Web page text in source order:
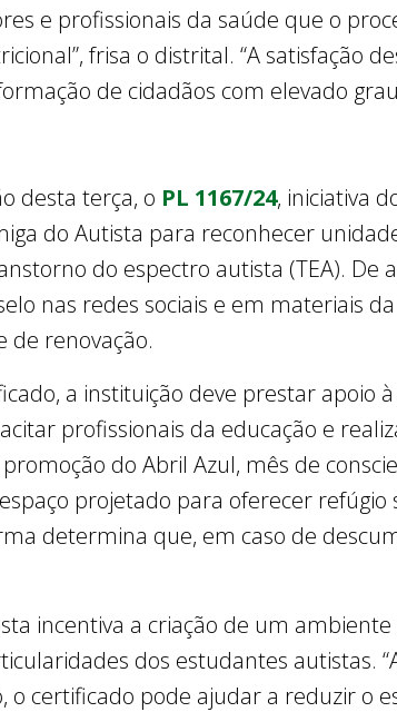
e profissionais da saúde que o
frisa o distrital. “A satisfação
de cidadãos com elevado
desta terça, o PL 1167/24, iniciativa
do Autista para reconhecer
do espectro autista (TEA). De
nas redes sociais e em materiais
de renovação.
a instituição deve prestar apoio
profissionais da educação e
do Abril Azul, mês de
projetado para oferecer refúgio
determina que, em caso de
incentiva a criação de um
dos estudantes autistas.
o certificado pode ajudar a reduzir o